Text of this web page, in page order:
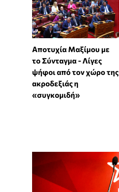
Αποτυχία Μαξίμου με
το Σύνταγμα - Λίγες
ψήφοι από τον χώρο της
ακροδεξιάς η
«συγκομιδή»